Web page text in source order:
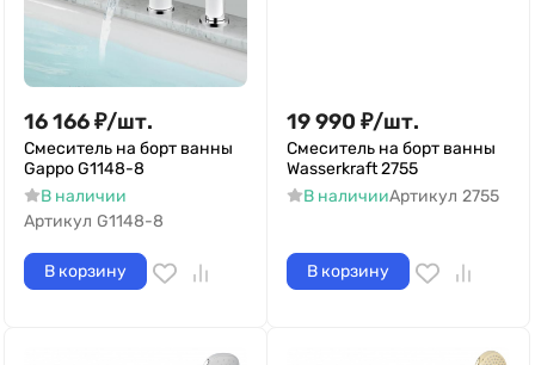
16 166₽/шт.
Смеситель на борт ванны
Gappo G1148-8
В наличии
Артикул G1148-8
В корзину
19 990 ₽/шт.
Смеситель на борт ванны
Wasserkraft 2755
В наличииАртикул 2755
В корзину